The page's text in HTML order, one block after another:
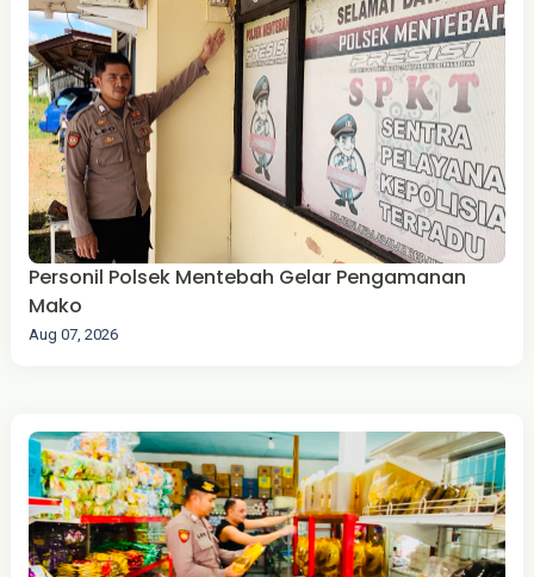
‎Personil Polsek Mentebah Gelar Pengamanan
Mako
Aug 07, 2026